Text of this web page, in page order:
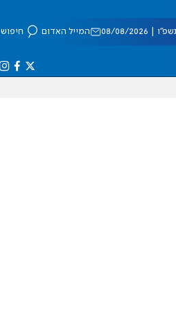
08/2026 המייל האדום חיפוש